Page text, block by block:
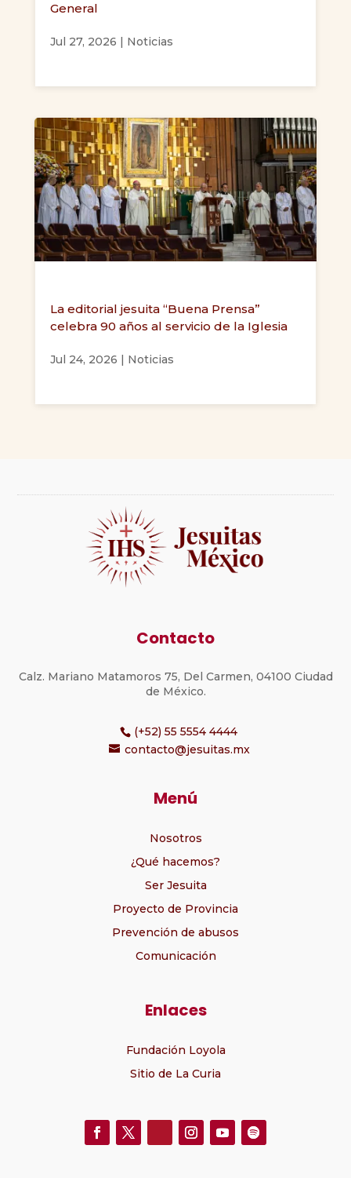
General
Jul 27, 2026 | Noticias
La editorial jesuita “Buena Prensa”
celebra 90 años al servicio de la Iglesia
Jul 24, 2026 | Noticias
Contacto
Calz. Mariano Matamoros 75, Del Carmen, 04100 Ciudad
de México.
(+52) 55 5554 4444
contacto@jesuitas.mx
Menú
Nosotros
¿Qué hacemos?
Ser Jesuita
Proyecto de Provincia
Prevención de abusos
Comunicación
Enlaces
Fundación Loyola
Sitio de La Curia